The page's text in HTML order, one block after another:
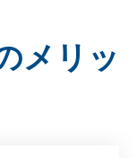
メリッ